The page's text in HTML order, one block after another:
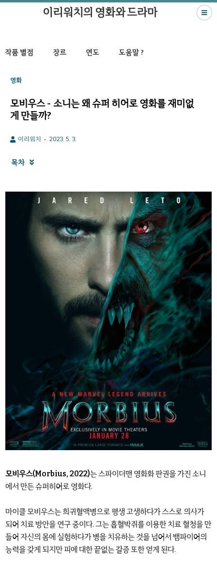
이리워치의 영화와 드라마
작품 별점 장르 연도 도움말 ?
영화
모비우스 - 소니는 왜 슈퍼 히어로 영화를 재미없
게 만들까?
이리워치 2023. 5. 3.
목차 
모비우스(Morbius, 2022)는 스파이더맨 영화화 판권을 가진 소니
에서 만든 슈퍼히어로 영화다.
마이클 모비우스는 희귀혈액병으로 평생 고생하다가 스스로 의사가
되어 치료 방안을 연구 중이다. 그는 흡혈박쥐를 이용한 치료 혈청을 만
들어 자신의 몸에 실험하다가 병을 치유하는 것을 넘어서 뱀파이어의
능력을 갖게 되지만 피에 대한 끝없는 갈증 또한 얻게 된다.